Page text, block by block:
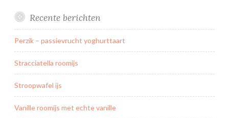
Recente berichten
Perzik – passievrucht yoghurttaart
Stracciatella roomijs
Stroopwafel ijs
Vanille roomijs met echte vanille